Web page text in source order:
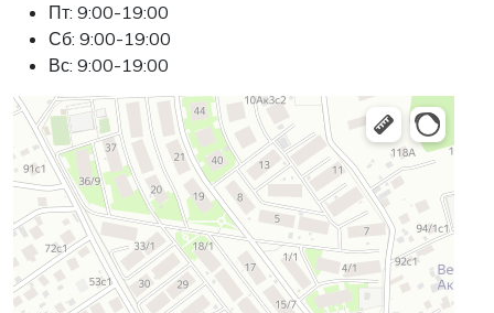
Пт: 9:00-19:00
Сб: 9:00-19:00
Вс: 9:00-19:00